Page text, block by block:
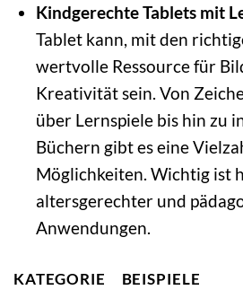
Kindgerechte Tablets mit
Tablet kann, mit den
wertvolle Ressource für
Kreativität sein. Von
über Lernspiele bis hin zu
Büchern gibt es eine
Möglichkeiten. Wichtig ist
altersgerechter und
Anwendungen.
KATEGORIE BEISPIELE